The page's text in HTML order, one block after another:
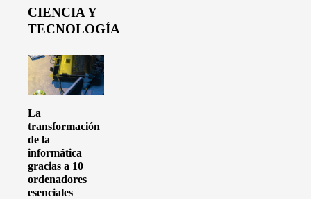
CIENCIA Y
TECNOLOGÍA
La
transformación
de la
informática
gracias a 10
ordenadores
esenciales